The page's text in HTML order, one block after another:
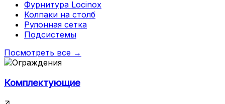
Фурнитура Locinox
Колпаки на столб
Рулонная сетка
Подсистемы
Посмотреть все →
Комплектующие